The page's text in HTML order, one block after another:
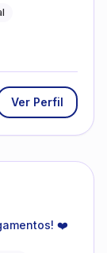
Ver Perfil
❤️